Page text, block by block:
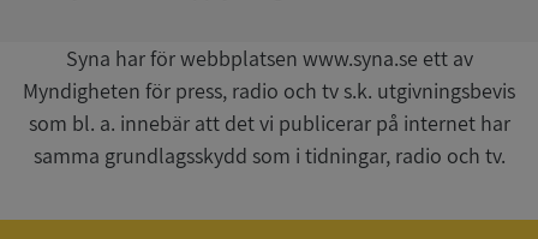
Syna har för webbplatsen www.syna.se ett av
Myndigheten för press, radio och tv s.k. utgivningsbevis
som bl. a. innebär att det vi publicerar på internet har
samma grundlagsskydd som i tidningar, radio och tv.
__RequestVerificationToken
Microsoft
upplysningar.syna.se